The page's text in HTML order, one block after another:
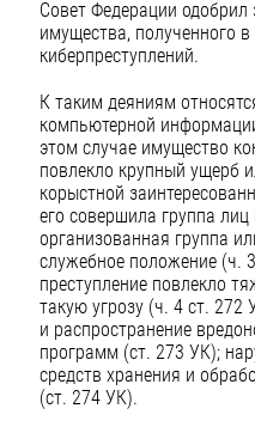
Совет Федерации одобрил
имущества, полученного
киберпреступлений.
К таким деяниям
компьютерной
этом случае имущество
повлекло крупный ущерб
корыстной
его совершила группа
организованная группа
служебное положение (ч.
преступление повлекло
такую угрозу (ч. 4 ст. 272
и распространение
программ (ст. 273 УК);
средств хранения и
(ст. 274 УК).